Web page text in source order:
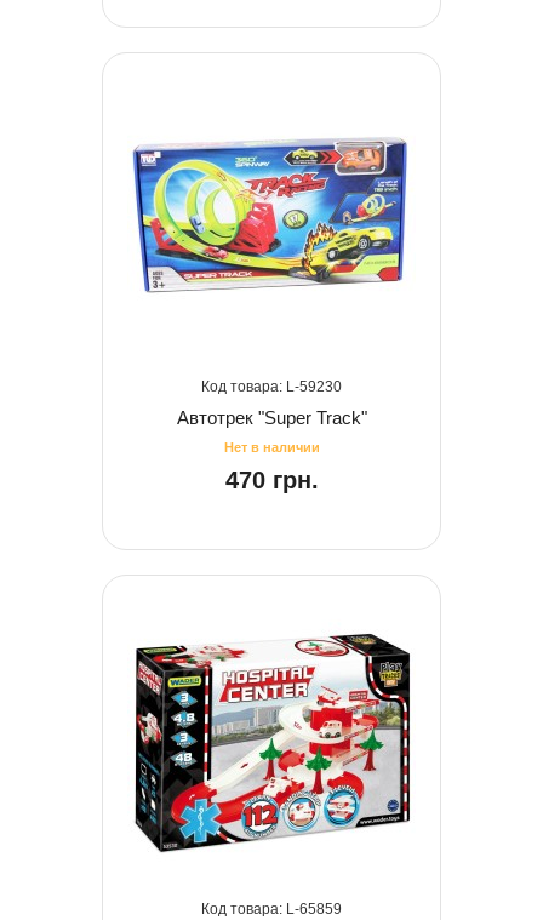
59230
Автотрек "Super Track"
470 грн.
65859